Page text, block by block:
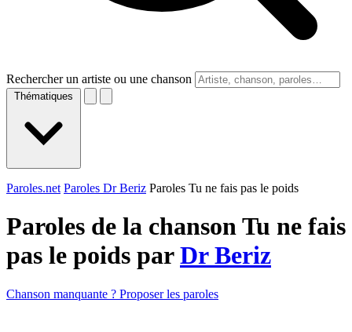
Rechercher un artiste ou une chanson
Thématiques
Paroles.net Paroles Dr Beriz Paroles Tu ne fais pas le poids
Paroles de la chanson Tu ne fais
pas le poids parDr Beriz
Chanson manquante ? Proposer les paroles